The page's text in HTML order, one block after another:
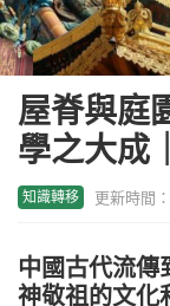
屋脊與庭
學之大成
知識轉移 更新時間
中國古代流傳
神敬祖的文化